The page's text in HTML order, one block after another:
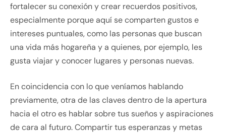
fortalecer su conexión y crear recuerdos positivos,
especialmente porque aquí se comparten gustos e
intereses puntuales, como las personas que buscan
una vida más hogareña y a quienes, por ejemplo, les
gusta viajar y conocer lugares y personas nuevas.
En coincidencia con lo que veníamos hablando
previamente, otra de las claves dentro de la apertura
hacia el otro es hablar sobre tus sueños y aspiraciones
de cara al futuro. Compartir tus esperanzas y metas